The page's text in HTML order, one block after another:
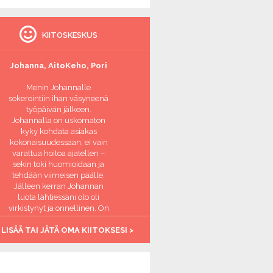
KIITOSKESKUS
Johanna, AitoKeho, Pori
Menin Johannalle
sokerointiin ihan väsyneenä
työpäivän jälkeen.
Johannalla on uskomaton
kyky kohdata asiakas
kokonaisuudessaan, ei vain
varattua hoitoa ajatellen –
sekin toki huomioidaan ja
tehdään viimeisen päälle.
Jälleen kerran Johannan
luota lähtiessäni olo oli
virkistynyt ja onnellinen. On
ihanaa, että on paikka jossa
aikuinen ihminen saa
hemmottelua ja tulee
TAI JÄTÄ OMA KIITOKSESI >